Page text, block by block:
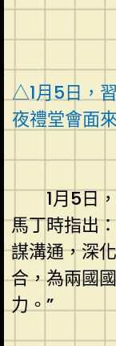
△1月5日，
夜禮堂會面
1月5日
馬丁時指出
謀溝通，深
合，為兩國
力。”